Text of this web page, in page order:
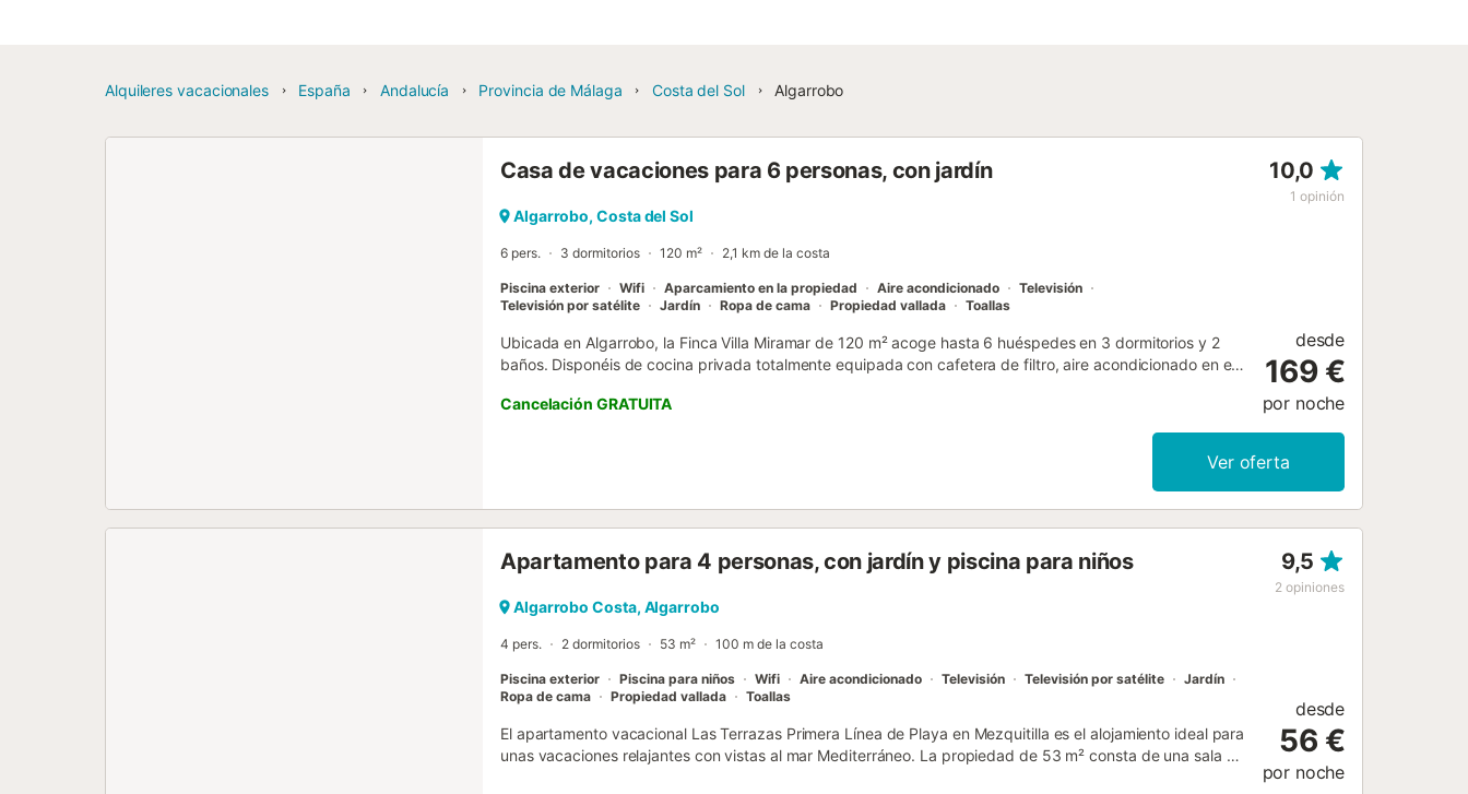
Alquileres vacacionales España Andalucía Provincia de Málaga Costa del Sol Algarrobo
Casa de vacaciones para 6 personas, con jardín 10,0
1 opinión
Algarrobo, Costa del Sol
6 pers. 3 dormitorios 120 m² 2,1 km de la costa
Piscina exterior Wifi Aparcamiento en la propiedad Aire acondicionado
Televisión
Televisión por satélite
Jardín Ropa de cama Propiedad vallada Toallas
Ubicada en Algarrobo, la Finca Villa Miramar de 120 m² acoge hasta 6 huéspedes en 3 dormitorios y 2
baños. Disponéis de cocina privada totalmente equipada con cafetera de filtro, aire acondicionado en el
disposición. Disfrutad del jardín privado con plantas exóticas, zonas de sol y sombra durante todo el día.
La piscina exterior privada es ideal para refrescarse, y las terrazas cubiertas y descubiertas, el balcón, la
barbacoa privada y la ducha exterior ofrecen espacios perfectos para relajaros al aire libre. Desde la
circundante. El aparcamiento compartido en el recinto está disponible junto a la casa para vuestra
abierta en la planta baja. El tercer dormitorio se encuentra en una zona independiente con entrada
relax adicional con acceso al balcón y vistas panorámicas. - Toallas para la playa/piscina Pagos 6,00 €
Cancelación GRATUITA
desde
169 €
por noche
Ver oferta
Apartamento para 4 personas, con jardín y piscina para niños 9,5
2 opiniones
Algarrobo Costa, Algarrobo
4 pers. 2 dormitorios 53 m² 100 m de la costa
Piscina exterior Piscina para niños Wifi Aire acondicionado Televisión Televisión por satélite
Jardín
Ropa de cama
Propiedad vallada Toallas
El apartamento vacacional Las Terrazas Primera Línea de Playa en Mezquitilla es el alojamiento ideal para
unas vacaciones relajantes con vistas al mar Mediterráneo. La propiedad de 53 m² consta de una sala de
desde
56 €
por noche